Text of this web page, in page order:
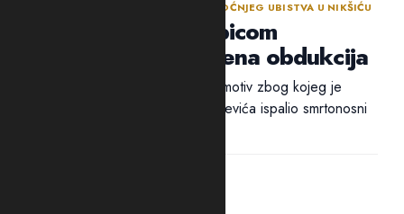
NASTAVLJENA ISTRAGA NAKON SINOĆNJEG UBISTVA U NIKŠIĆU
Policija traga za ubicom
Mrvaljevića, naložena obdukcija
Ni nakon 18 sati nije utvrđen ni motiv zbog kojeg je
ubica, navodno, u potiljak Mrvaljevića ispalio smrtonosni